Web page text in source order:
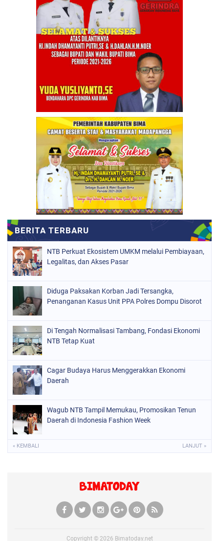
NTB Perkuat Ekosistem UMKM melalui Pembiayaan,
Legalitas, dan Akses Pasar
Diduga Paksakan Korban Jadi Tersangka,
Penanganan Kasus Unit PPA Polres Dompu Disorot
Di Tengah Normalisasi Tambang, Fondasi Ekonomi
NTB Tetap Kuat
Cagar Budaya Harus Menggerakkan Ekonomi
Daerah
Wagub NTB Tampil Memukau, Promosikan Tenun
Daerah di Indonesia Fashion Week
« KEMBALI LANJUT »
Copyright © 2026 Bimatoday.net